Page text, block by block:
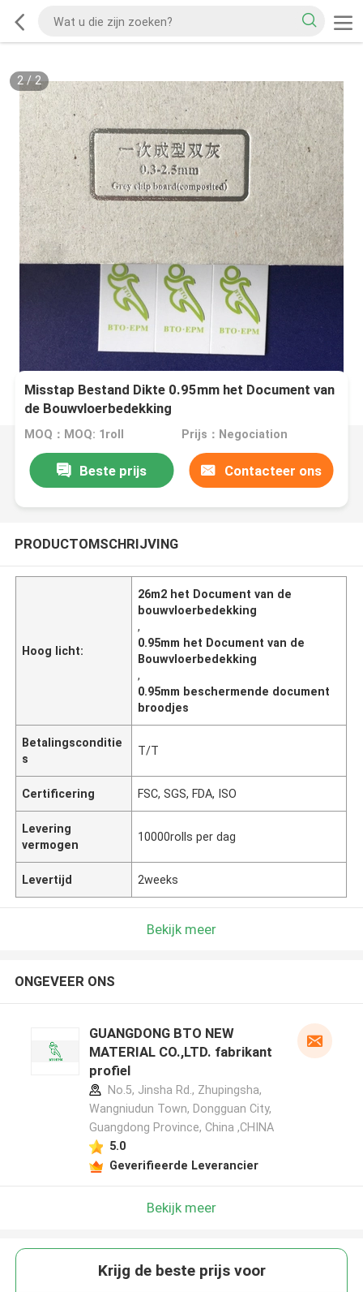
2/2
Misstap Bestand Dikte 0.95mm het Document van
de Bouwvloerbedekking
MOQ：MOQ: 1roll Prijs：Negociation
Beste prijs Contacteer ons
PRODUCTOMSCHRIJVING
Hoog licht:
26m2 het Document van de
bouwvloerbedekking
,
0.95mm het Document van de
Bouwvloerbedekking
,
0.95mm beschermende document
broodjes
Betalingsconditie
s
T/T
Certificering FSC, SGS, FDA, ISO
Levering
vermogen
10000rolls per dag
Levertijd 2weeks
Bekijk meer
ONGEVEER ONS
GUANGDONG BTO NEW
MATERIAL CO.,LTD. fabrikant
profiel
No.5, Jinsha Rd., Zhupingsha,
Wangniudun Town, Dongguan City,
Guangdong Province, China ,CHINA
5.0
Geverifieerde Leverancier
Bekijk meer
Krijg de beste prijs voor